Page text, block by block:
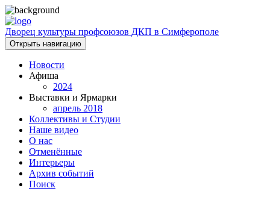
Дворец культуры профсоюзов ДКП в Симферополе
Открыть навигацию
Новости
Афиша
2024
Выставки и Ярмарки
апрель 2018
Коллективы и Студии
Наше видео
О нас
Отменённые
Интерьеры
Архив событий
Поиск